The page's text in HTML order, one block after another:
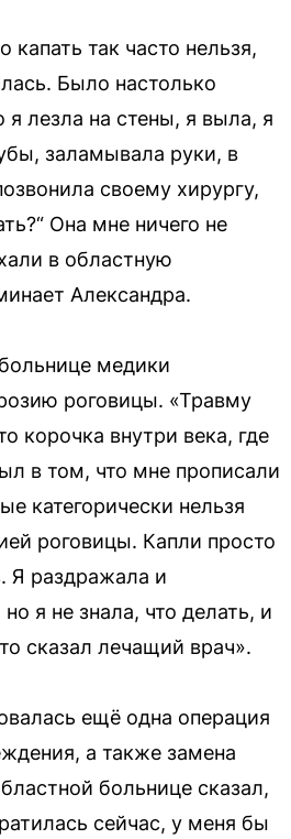
капать так часто нельзя,
Было настолько
я лезла на стены, я выла, я
заламывала руки, в
своему хирургу,
Она мне ничего не
в областную
Александра.
медики
роговицы. «Травму
корочка внутри века, где
в том, что мне прописали
категорически нельзя
роговицы. Капли просто
Я раздражала и
я не знала, что делать, и
сказал лечащий врач».
ещё одна операция
а также замена
больнице сказал,
сейчас, у меня бы